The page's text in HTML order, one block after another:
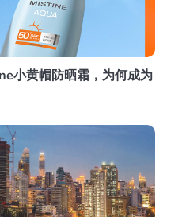
小黄帽防晒霜，为何成为